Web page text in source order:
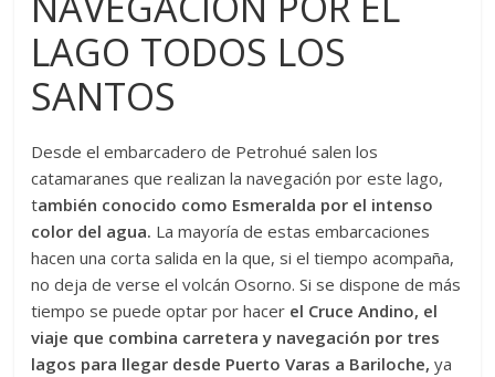
LAGO TODOS LOS
SANTOS
Desde el embarcadero de Petrohué salen los
catamaranes que realizan la navegación por este lago,
también conocido como Esmeralda por el intenso
color del agua. La mayoría de estas embarcaciones
hacen una corta salida en la que, si el tiempo acompaña,
no deja de verse el volcán Osorno. Si se dispone de más
tiempo se puede optar por hacer el Cruce Andino, el
viaje que combina carretera y navegación por tres
lagos para llegar desde Puerto Varas a Bariloche,ya